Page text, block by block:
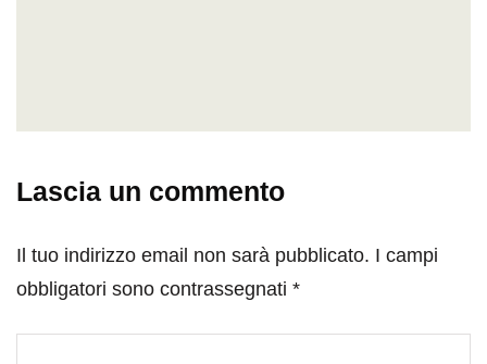
Lascia un commento
Il tuo indirizzo email non sarà pubblicato. I campi
obbligatori sono contrassegnati *